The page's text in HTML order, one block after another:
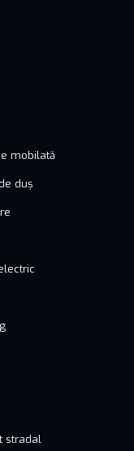
mobilată
duș
stradal